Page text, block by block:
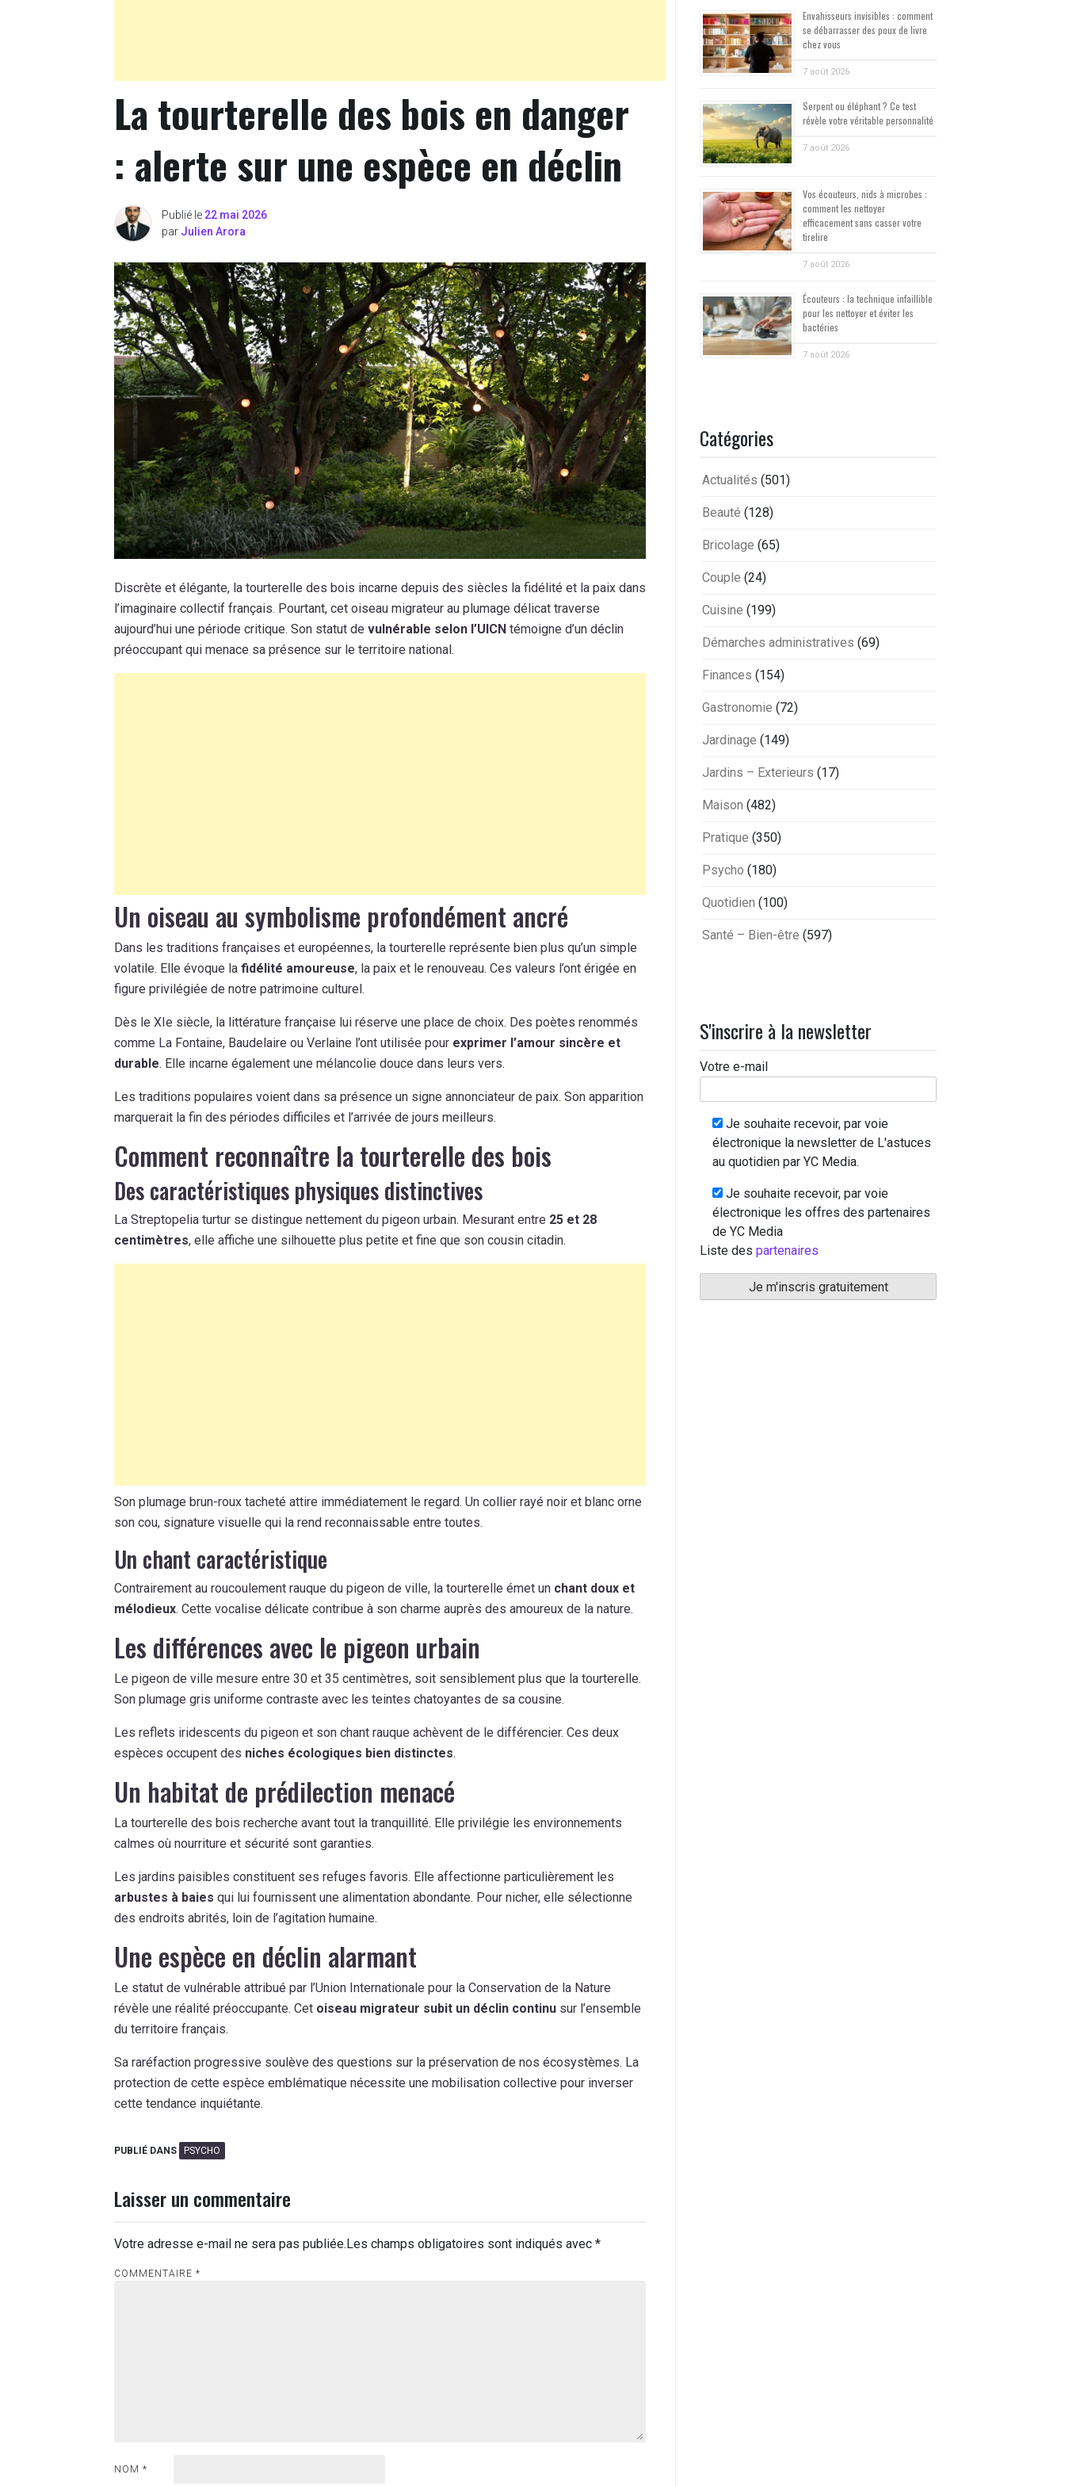
La tourterelle des bois en danger
: alerte sur une espèce en déclin
Publié le 22 mai 2026
par Julien Arora
Discrète et élégante, la tourterelle des bois incarne depuis des siècles la fidélité et la paix dans
l’imaginaire collectif français. Pourtant, cet oiseau migrateur au plumage délicat traverse
aujourd’hui une période critique. Son statut de vulnérable selon l’UICN témoigne d’un déclin
préoccupant qui menace sa présence sur le territoire national.
Un oiseau au symbolisme profondément ancré
Dans les traditions françaises et européennes, la tourterelle représente bien plus qu’un simple
volatile. Elle évoque la fidélité amoureuse, la paix et le renouveau. Ces valeurs l’ont érigée en
figure privilégiée de notre patrimoine culturel.
Dès le XIe siècle, la littérature française lui réserve une place de choix. Des poètes renommés
comme La Fontaine, Baudelaire ou Verlaine l’ont utilisée pour exprimer l’amour sincère et
durable. Elle incarne également une mélancolie douce dans leurs vers.
Les traditions populaires voient dans sa présence un signe annonciateur de paix. Son apparition
marquerait la fin des périodes difficiles et l’arrivée de jours meilleurs.
Comment reconnaître la tourterelle des bois
Des caractéristiques physiques distinctives
La Streptopelia turtur se distingue nettement du pigeon urbain. Mesurant entre 25 et 28
centimètres, elle affiche une silhouette plus petite et fine que son cousin citadin.
Son plumage brun-roux tacheté attire immédiatement le regard. Un collier rayé noir et blanc orne
son cou, signature visuelle qui la rend reconnaissable entre toutes.
Un chant caractéristique
Contrairement au roucoulement rauque du pigeon de ville, la tourterelle émet un chant doux et
mélodieux. Cette vocalise délicate contribue à son charme auprès des amoureux de la nature.
Les différences avec le pigeon urbain
Le pigeon de ville mesure entre 30 et 35 centimètres, soit sensiblement plus que la tourterelle.
Son plumage gris uniforme contraste avec les teintes chatoyantes de sa cousine.
Les reflets iridescents du pigeon et son chant rauque achèvent de le différencier. Ces deux
espèces occupent des niches écologiques bien distinctes.
Un habitat de prédilection menacé
La tourterelle des bois recherche avant tout la tranquillité. Elle privilégie les environnements
calmes où nourriture et sécurité sont garanties.
Les jardins paisibles constituent ses refuges favoris. Elle affectionne particulièrement les
arbustes à baies qui lui fournissent une alimentation abondante. Pour nicher, elle sélectionne
des endroits abrités, loin de l’agitation humaine.
Une espèce en déclin alarmant
Le statut de vulnérable attribué par l’Union Internationale pour la Conservation de la Nature
révèle une réalité préoccupante. Cet oiseau migrateur subit un déclin continu sur l’ensemble
du territoire français.
Sa raréfaction progressive soulève des questions sur la préservation de nos écosystèmes. La
protection de cette espèce emblématique nécessite une mobilisation collective pour inverser
cette tendance inquiétante.
PUBLIÉ DANS PSYCHO
Laisser un commentaire
Votre adresse e-mail ne sera pas publiée. Les champs obligatoires sont indiqués avec *
COMMENTAIRE *
NOM *
Envahisseurs invisibles : comment
se débarrasser des poux de livre
chez vous
7 août 2026
Serpent ou éléphant ? Ce test
révèle votre véritable personnalité
7 août 2026
Vos écouteurs, nids à microbes :
comment les nettoyer
efficacement sans casser votre
tirelire
7 août 2026
Écouteurs : la technique infaillible
pour les nettoyer et éviter les
bactéries
7 août 2026
Catégories
Actualités (501)
Beauté (128)
Bricolage (65)
Couple (24)
Cuisine (199)
Démarches administratives (69)
Finances (154)
Gastronomie (72)
Jardinage (149)
Jardins – Exterieurs (17)
Maison (482)
Pratique (350)
Psycho (180)
Quotidien (100)
Santé – Bien-être (597)
S'inscrire à la newsletter
Votre e-mail
Je souhaite recevoir, par voie
électronique la newsletter de L'astuces
au quotidien par YC Media.
Je souhaite recevoir, par voie
électronique les offres des partenaires
de YC Media
Liste des partenaires